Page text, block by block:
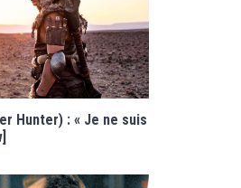
Hunter) : « Je ne suis